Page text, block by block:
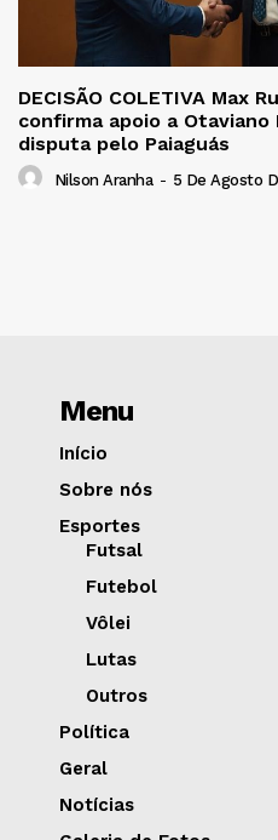
DECISÃO COLETIVA Max
confirma apoio a Otaviano
disputa pelo Paiaguás
Nilson Aranha - 5 De Agosto
Menu
Início
Sobre nós
Esportes
Futsal
Futebol
Vôlei
Lutas
Outros
Política
Geral
Notícias